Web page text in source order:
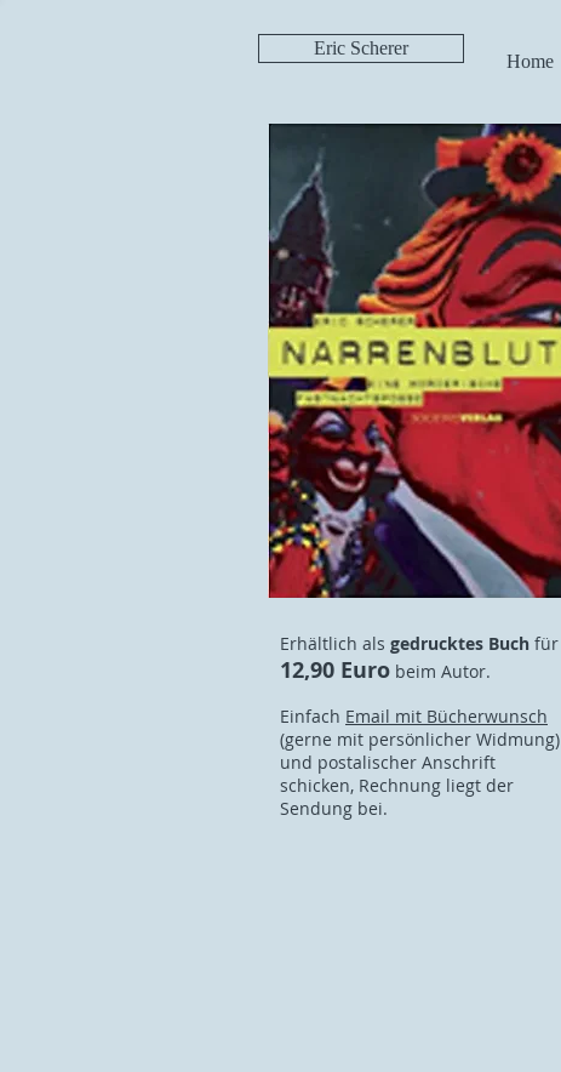
Eric Scherer
Home
Erhältlich als gedrucktes Buch für
12,90 Euro beim Autor.
Einfach Email mit Bücherwunsch
(gerne mit persönlicher Widmung)
und postalischer Anschrift
schicken, Rechnung liegt der
Sendung bei.